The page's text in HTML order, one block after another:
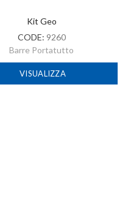
Kit Geo
CODE: 9260
Barre Portatutto
VISUALIZZA